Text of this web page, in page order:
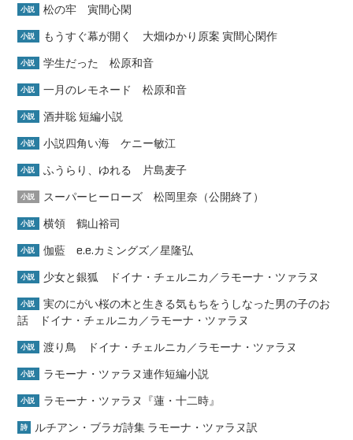
小説 松の牢 寅間心閑
小説 もうすぐ幕が開く 大畑ゆかり原案 寅間心閑作
小説 学生だった 松原和音
小説 一月のレモネード 松原和音
小説 酒井聡 短編小説
小説 小説四角い海 ケニー敏江
小説 ふうらり、ゆれる 片島麦子
小説 スーパーヒーローズ 松岡里奈（公開終了）
小説 横領 鶴山裕司
小説 伽藍 e.e.カミングズ／星隆弘
小説 少女と銀狐 ドイナ・チェルニカ／ラモーナ・ツァラヌ
小説
実のにがい桜の木と生きる気もちをうしなった男の子のお
話 ドイナ・チェルニカ／ラモーナ・ツァラヌ
小説 渡り鳥 ドイナ・チェルニカ／ラモーナ・ツァラヌ
小説 ラモーナ・ツァラヌ連作短編小説
小説 ラモーナ・ツァラヌ『蓮・十二時』
詩 ルチアン・ブラガ詩集 ラモーナ・ツァラヌ訳